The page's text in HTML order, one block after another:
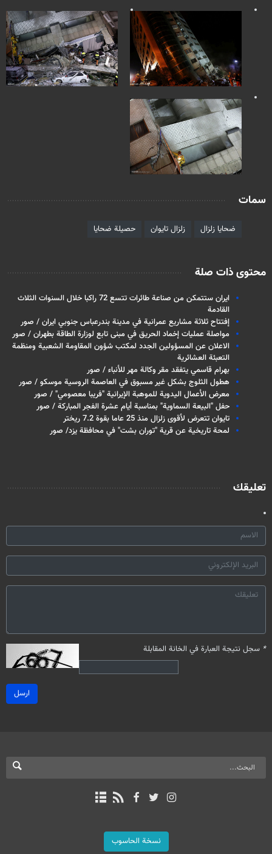
سمات
ضحايا زلزال زلزال تايوان حصيلة ضحايا
محتوى ذات صلة
ايران ستتمكن من صناعة طائرات تتسع 72 راكبا خلال السنوات الثلاث
القادمة
إفتتاح ثلاثة مشاريع عمرانية في مدينة بندرعباس جنوبي ايران / صور
مواصلة عمليات إخماد الحريق في مبنى تابع لوزارة الطاقة بطهران / صور
الاعلان عن المسؤولين الجدد لمكتب شؤون المقاومة الشعبية ومنظمة
التعبئة العشائرية
بهرام قاسمي يتفقد مقر وكالة مهر للأنباء / صور
هطول الثلوج بشكل غير مسبوق في العاصمة الروسية موسكو / صور
معرض الأعمال اليدوية للموهبة الإيرانية "فريبا معصومي" / صور
حفل "البيعة السماوية" بمناسبة أيام عشرة الفجر المباركة / صور
تايوان تتعرض لأقوى زلزال منذ 25 عاما بقوة 7.2 ريختر
لمحة تاريخية عن قرية "توران بشت" في محافظة يزد/ صور
تعليقك
* سجل نتيجة العبارة في الخانة المقابلة
ارسل
نسخة الحاسوب